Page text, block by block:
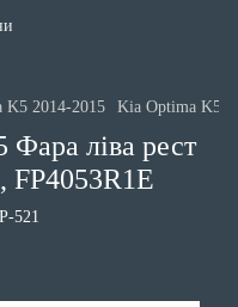
K5 2014-2015 Kia Optima K5
ліва рест
FP4053R1E
521